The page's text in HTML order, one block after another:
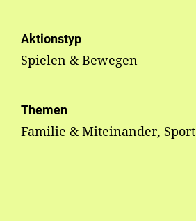
Aktionstyp
Spielen & Bewegen
Themen
Familie & Miteinander, Sport